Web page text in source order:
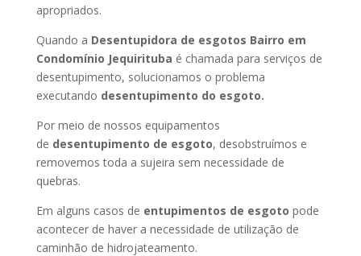
apropriados.
Quando a Desentupidora de esgotos Bairro em
Condomínio Jequirituba é chamada para serviços de
desentupimento, solucionamos o problema
executando desentupimento do esgoto.
Por meio de nossos equipamentos
de desentupimento de esgoto, desobstruímos e
removemos toda a sujeira sem necessidade de
quebras.
Em alguns casos de entupimentos de esgoto pode
acontecer de haver a necessidade de utilização de
caminhão de hidrojateamento.